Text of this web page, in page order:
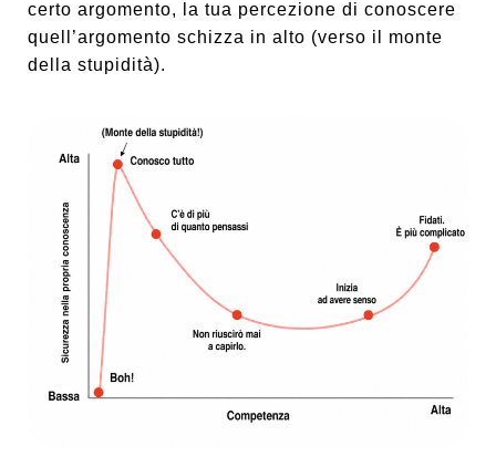
certo argomento, la tua percezione di conoscere
quell’argomento schizza in alto (verso il monte
della stupidità).